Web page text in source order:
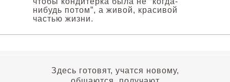
нибудь потом”, а живой, красивой
частью жизни.
Здесь готовят, учатся новому,